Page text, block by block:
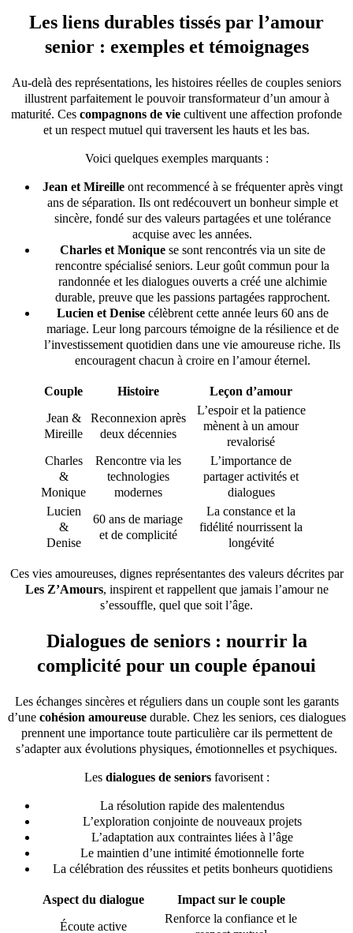
Les liens durables tissés par l’amour
senior : exemples et témoignages
Au-delà des représentations, les histoires réelles de couples seniors
illustrent parfaitement le pouvoir transformateur d’un amour à
maturité. Ces compagnons de vie cultivent une affection profonde
et un respect mutuel qui traversent les hauts et les bas.
Voici quelques exemples marquants :
Jean et Mireilleont recommencé à se fréquenter après vingt
ans de séparation. Ils ont redécouvert un bonheur simple et
sincère, fondé sur des valeurs partagées et une tolérance
acquise avec les années.
Charles et Moniquese sont rencontrés via un site de
rencontre spécialisé seniors. Leur goût commun pour la
randonnée et les dialogues ouverts a créé une alchimie
durable, preuve que les passions partagées rapprochent.
Lucien et Denisecélèbrent cette année leurs 60 ans de
mariage. Leur long parcours témoigne de la résilience et de
l’investissement quotidien dans une vie amoureuse riche. Ils
encouragent chacun à croire en l’amour éternel.
Couple Histoire
Leçon d’amour
Jean &
Mireille
Reconnexion après
deux décennies
L’espoir et la patience
mènent à un amour
revalorisé
Charles
&
Monique
Rencontre via les
technologies
modernes
L’importance de
partager activités et
dialogues
Lucien
&
Denise
60 ans de mariage
et de complicité
La constance et la
fidélité nourrissent la
longévité
Ces vies amoureuses, dignes représentantes des valeurs décrites par
Les Z’Amours, inspirent et rappellent que jamais l’amour ne
s’essouffle, quel que soit l’âge.
Dialogues de seniors : nourrir la
complicité pour un couple épanoui
Les échanges sincères et réguliers dans un couple sont les garants
d’une cohésion amoureusedurable. Chez les seniors, ces dialogues
prennent une importance toute particulière car ils permettent de
s’adapter aux évolutions physiques, émotionnelles et psychiques.
Les dialogues de seniorsfavorisent :
La résolution rapide des malentendus
L’exploration conjointe de nouveaux projets
L’adaptation aux contraintes liées à l’âge
Le maintien d’une intimité émotionnelle forte
La célébration des réussites et petits bonheurs quotidiens
Aspect du dialogue
Impact sur le couple
Écoute active
Renforce la confiance et le